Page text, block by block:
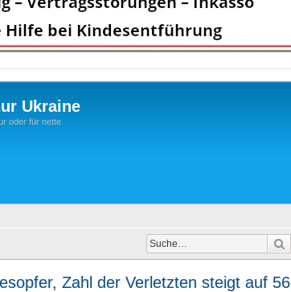
Ukraine
oder für nette
Zahl der Verletzten steigt auf 56